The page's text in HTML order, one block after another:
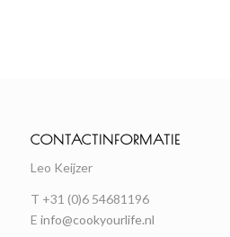
CONTACTINFORMATIE
Leo Keijzer
T +31 (0)6 54681196
E info@cookyourlife.nl